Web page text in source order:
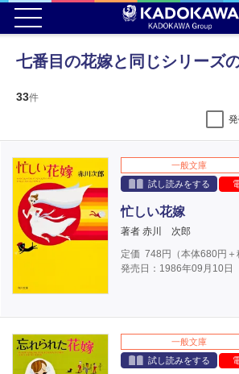
七番目の花嫁と同じシリーズ
33件
一般文庫
試し読みをする
忙しい花嫁
著者 赤川 次郎
定価 748 円（本体680円＋
発売日：1986年09月10日
一般文庫
試し読みをする